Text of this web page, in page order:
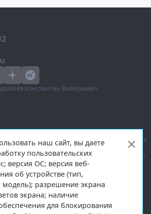
Константин Валерьевич
агентство Регион 29»,
© 2016–2026
с ограниченной ответственностью «Агентство
средств массовой
74226от 09.11.2018 выдано Федеральной
связи, информационных технологий
(Роскомнадзор).
наш сайт, вы даете
пользовательских
версия ОС; версия веб-
об устройстве (тип,
модель); разрешение экрана
экрана; наличие
для блокирования